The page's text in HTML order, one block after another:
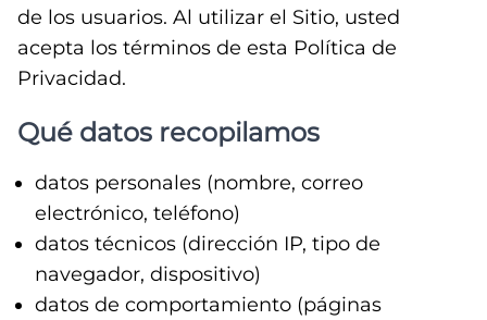
de los usuarios. Al utilizar el Sitio, usted
acepta los términos de esta Política de
Privacidad.
Qué datos recopilamos
datos personales (nombre, correo
electrónico, teléfono)
datos técnicos (dirección IP, tipo de
navegador, dispositivo)
datos de comportamiento (páginas